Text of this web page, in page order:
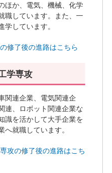
ほか、電気、機械、化学
職しています。また、一
学しています。
修了後の進路はこちら
学専攻
関連企業、電気関連企
連、ロボット関連企業な
識を活かして大手企業を
へ就職しています。
攻の修了後の進路はこち